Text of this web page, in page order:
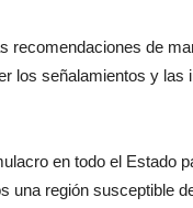
recomendaciones de
los señalamientos y
en todo el Estado
una región susceptible